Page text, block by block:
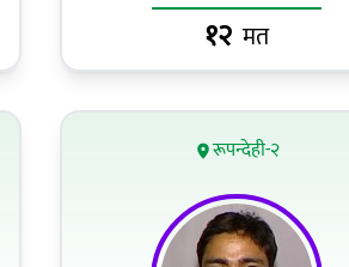
१२ मत
रूपन्देही-२